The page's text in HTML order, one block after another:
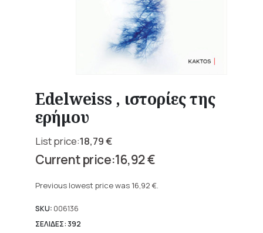
Edelweiss , ιστορίες της
ερήμου
18,79€
Original
price
18,79 €.
16,92€
price
16,92 €.
Previous lowest price was 16,92 €.
SKU: 006136
ΣΕΛΙΔΕΣ: 392